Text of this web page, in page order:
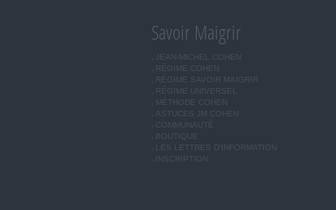
Savoir Maigrir
JEAN-MICHEL COHEN
RÉGIME COHEN
RÉGIME SAVOIR MAIGRIR
RÉGIME UNIVERSEL
MÉTHODE COHEN
ASTUCES JM COHEN
COMMUNAUTÉ
BOUTIQUE
LES LETTRES D'INFORMATION
INSCRIPTION